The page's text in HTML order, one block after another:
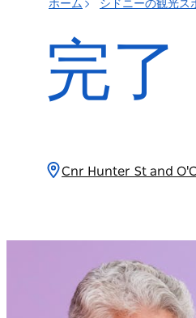
ホーム シドニーの観光ス
完了
Cnr Hunter St and